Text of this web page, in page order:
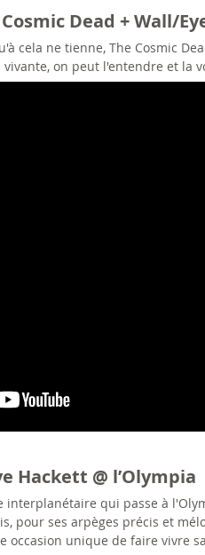
Dead + Wall/
cela ne tienne, The Cosmic
on peut l'entendre et la
Hackett @ l’Olympia
qui passe à
pour ses arpèges précis et
occasion unique de faire vivre